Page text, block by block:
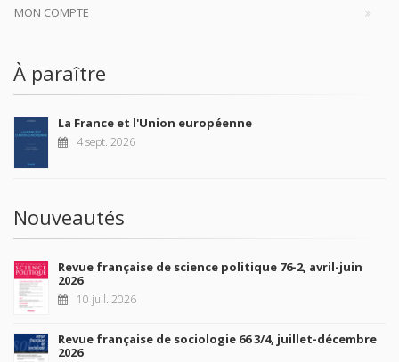
MON COMPTE
À paraître
La France et l'Union européenne
4 sept. 2026
Nouveautés
Revue française de science politique 76-2, avril-juin
2026
10 juil. 2026
Revue française de sociologie 66 3/4, juillet-décembre
2026